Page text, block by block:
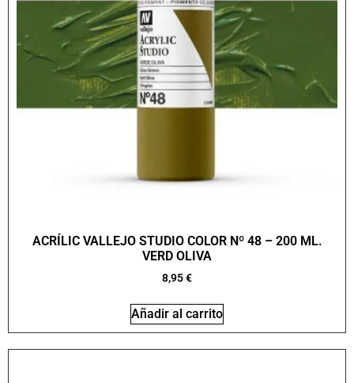
ACRÍLIC VALLEJO STUDIO COLOR Nº 48 – 200 ML.
VERD OLIVA
8,95€
Añadir al carrito